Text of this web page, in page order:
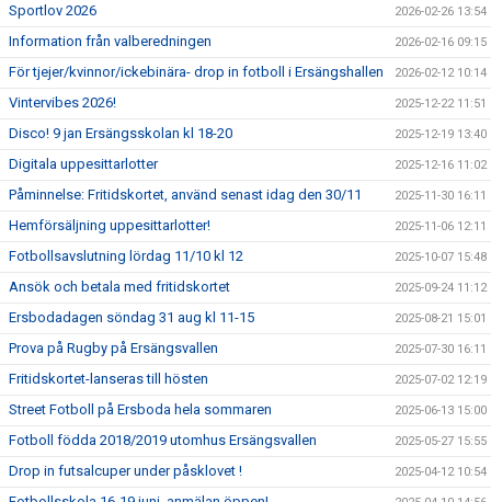
Sportlov 2026 2026-02-26 13:54
Information från valberedningen 2026-02-16 09:15
För tjejer/kvinnor/ickebinära- drop in fotboll i Ersängshallen 2026-02-12 10:14
Vintervibes 2026! 2025-12-22 11:51
Disco! 9 jan Ersängsskolan kl 18-20 2025-12-19 13:40
Digitala uppesittarlotter 2025-12-16 11:02
Påminnelse: Fritidskortet, använd senast idag den 30/11 2025-11-30 16:11
Hemförsäljning uppesittarlotter! 2025-11-06 12:11
Fotbollsavslutning lördag 11/10 kl 12 2025-10-07 15:48
Ansök och betala med fritidskortet 2025-09-24 11:12
Ersbodadagen söndag 31 aug kl 11-15 2025-08-21 15:01
Prova på Rugby på Ersängsvallen 2025-07-30 16:11
Fritidskortet-lanseras till hösten 2025-07-02 12:19
Street Fotboll på Ersboda hela sommaren 2025-06-13 15:00
Fotboll födda 2018/2019 utomhus Ersängsvallen 2025-05-27 15:55
Drop in futsalcuper under påsklovet ! 2025-04-12 10:54